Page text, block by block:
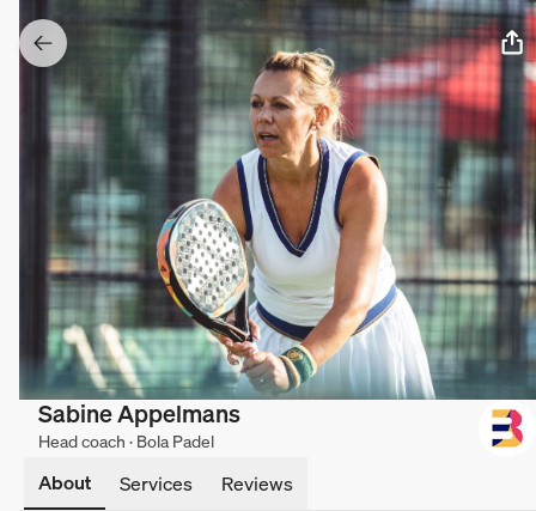
Sabine Appelmans
Head coach · Bola Padel
About Services
Reviews